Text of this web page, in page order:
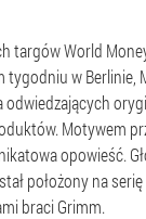
targów World
tygodniu w Berlinie,
odwiedzających
Motywem
opowieść.
położony na
braci Grimm.